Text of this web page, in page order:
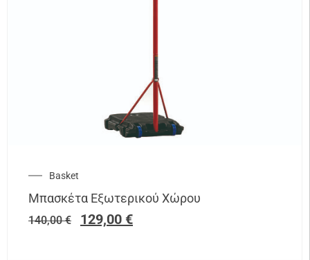
Basket
Μπασκέτα Εξωτερικού Χώρου
140,00€ 129,00 €